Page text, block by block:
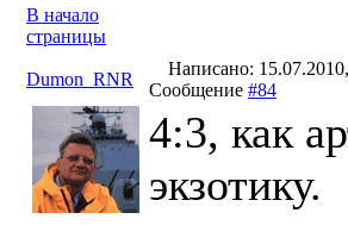
В начало
страницы
Dumon_RNR
Написано:
Сообщение #84
4:3, как
экзотику.